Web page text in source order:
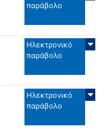
παράβολο
Ηλεκτρονικό
παράβολο
Ηλεκτρονικό
παράβολο